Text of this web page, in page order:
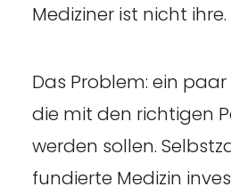
Mediziner ist nicht ihre.
Das Problem: ein paar
die mit den richtigen
werden sollen.
fundierte Medizin